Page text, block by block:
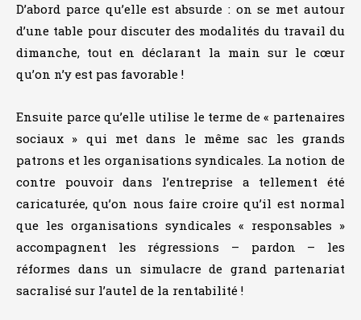
D’abord parce qu’elle est absurde : on se met autour
d’une table pour discuter des modalités du travail du
dimanche, tout en déclarant la main sur le cœur
qu’on n’y est pas favorable !
Ensuite parce qu’elle utilise le terme de « partenaires
sociaux » qui met dans le même sac les grands
patrons et les organisations syndicales. La notion de
contre pouvoir dans l’entreprise a tellement été
caricaturée, qu’on nous faire croire qu’il est normal
que les organisations syndicales « responsables »
accompagnent les régressions – pardon – les
réformes dans un simulacre de grand partenariat
sacralisé sur l’autel de la rentabilité !